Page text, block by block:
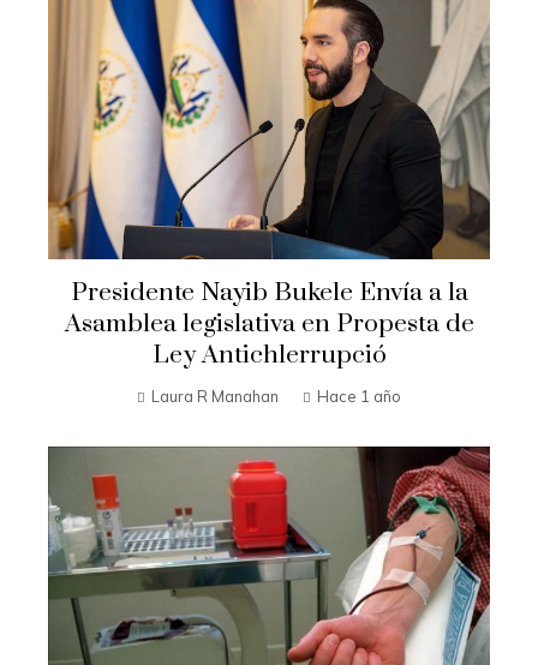
Presidente Nayib Bukele Envía a la
Asamblea legislativa en Propesta de
Ley Antichlerrupció
Laura R Manahan Hace 1 año